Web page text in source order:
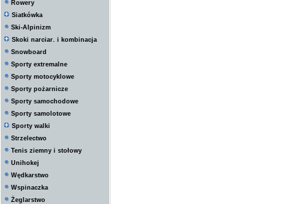
Rowery
Siatkówka
Ski-Alpinizm
Skoki narciar. i kombinacja
Snowboard
Sporty extremalne
Sporty motocyklowe
Sporty pożarnicze
Sporty samochodowe
Sporty samolotowe
Sporty walki
Strzelectwo
Tenis ziemny i stołowy
Unihokej
Wędkarstwo
Wspinaczka
Żeglarstwo